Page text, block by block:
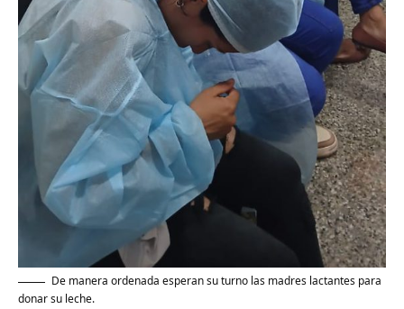
‎De manera ordenada esperan su turno las madres lactantes para
donar su leche.